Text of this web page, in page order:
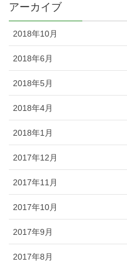
アーカイブ
2018年10月
2018年6月
2018年5月
2018年4月
2018年1月
2017年12月
2017年11月
2017年10月
2017年9月
2017年8月